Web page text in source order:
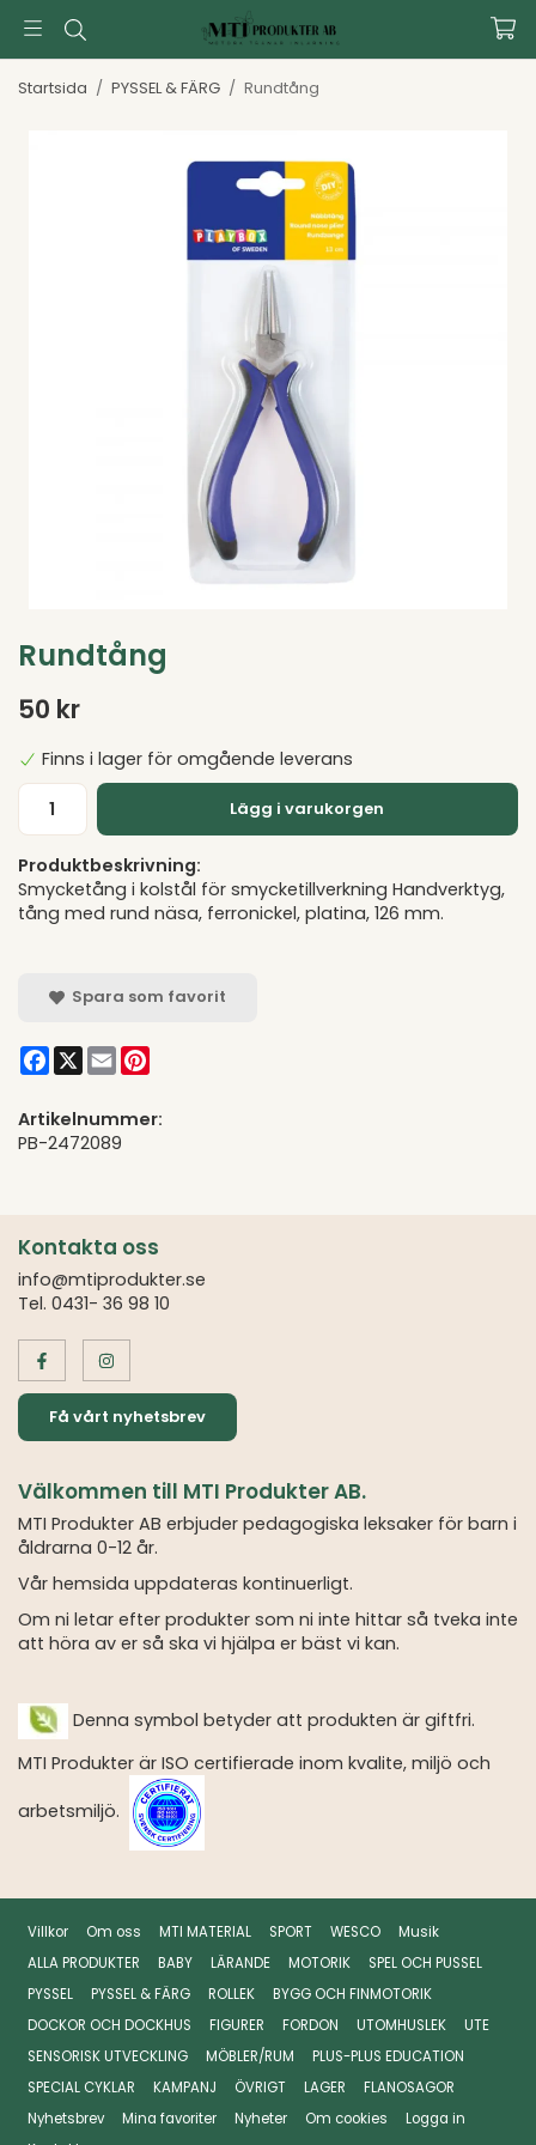
Startsida / PYSSEL & FÄRG / Rundtång
Rundtång
50 kr
Finns i lager för omgående leverans
Lägg i varukorgen
Produktbeskrivning:
Smycketång i kolstål för smycketillverkning Handverktyg,
tång med rund näsa, ferronickel, platina, 126 mm.
Spara som favorit
Facebook
X Email
Artikelnummer:
PB-2472089
Kontakta oss
info@mtiprodukter.se
Tel. 0431- 36 98 10
Få vårt nyhetsbrev
Välkommen till MTI Produkter AB.
MTI Produkter AB erbjuder pedagogiska leksaker för barn i
åldrarna 0-12 år.
Vår hemsida uppdateras kontinuerligt.
Om ni letar efter produkter som ni inte hittar så tveka inte
att höra av er så ska vi hjälpa er bäst vi kan.
Denna symbol betyder att produkten är giftfri.
MTI Produkter är ISO certifierade inom kvalite, miljö och
arbetsmiljö.
Villkor Om oss MTI MATERIAL SPORT WESCO
Musik
ALLA PRODUKTER
BABY LÄRANDE MOTORIK
SPEL OCH PUSSEL
PYSSEL
PYSSEL & FÄRG ROLLEK
BYGG OCH FINMOTORIK
DOCKOR OCH DOCKHUS
FIGURER FORDON UTOMHUSLEK
UTE
SENSORISK UTVECKLING
MÖBLER/RUM
PLUS-PLUS EDUCATION
SPECIAL CYKLAR
KAMPANJ ÖVRIGT LAGER
FLANOSAGOR
Nyhetsbrev
Mina favoriter Nyheter Om cookies
Logga in